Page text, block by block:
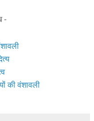
-
की वंशावली